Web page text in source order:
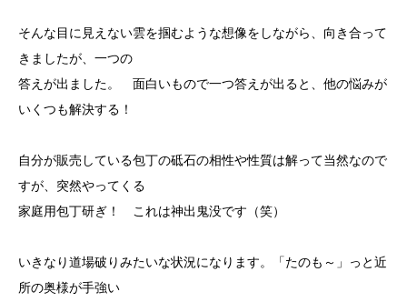
そんな目に見えない雲を掴むような想像をしながら、向き合って
きましたが、一つの
答えが出ました。 面白いもので一つ答えが出ると、他の悩みが
いくつも解決する！
自分が販売している包丁の砥石の相性や性質は解って当然なので
すが、突然やってくる
家庭用包丁研ぎ！ これは神出鬼没です（笑）
いきなり道場破りみたいな状況になります。「たのも～」っと近
所の奥様が手強い